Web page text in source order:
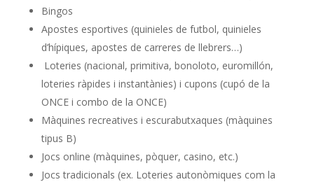
Bingos
Apostes esportives (quinieles de futbol, quinieles
d’hípiques, apostes de carreres de llebrers…)
Loteries (nacional, primitiva, bonoloto, euromillón,
loteries ràpides i instantànies) i cupons (cupó de la
ONCE i combo de la ONCE)
Màquines recreatives i escurabutxaques (màquines
tipus B)
Jocs online (màquines, pòquer, casino, etc.)
Jocs tradicionals (ex. Loteries autonòmiques com la